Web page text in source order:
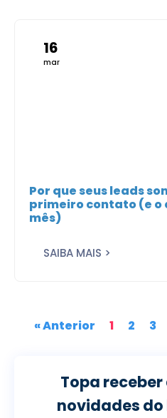
16
mar
Por que seus leads
primeiro contato (e o
mês)
SAIBA MAIS >
« Anterior 1 2 3
Topa
novidades do